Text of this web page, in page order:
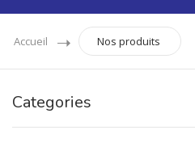
Accueil Nos produits
Categories